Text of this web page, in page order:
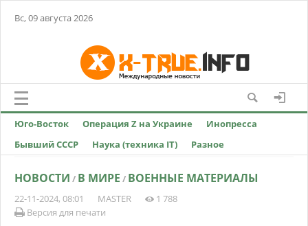
Вс, 09 августа 2026
Юго-Восток Операция Z на Украине
Инопресса
Бывший СССР
Наука (техника IT) Разное
НОВОСТИ / В МИРЕ / ВОЕННЫЕ МАТЕРИАЛЫ
22-11-2024, 08:01 MASTER
1 788
Версия для печати